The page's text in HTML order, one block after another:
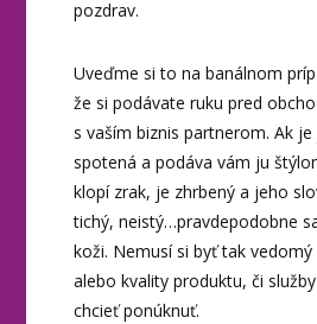
pozdrav.
Uveďme si to na banálnom
že si podávate ruku pred
s vaším biznis partnerom. Ak
spotená a podáva vám ju
klopí zrak, je zhrbený a jeho
tichý, neistý…pravdepodobne
koži. Nemusí si byť tak
alebo kvality produktu, či
chcieť ponúknuť.